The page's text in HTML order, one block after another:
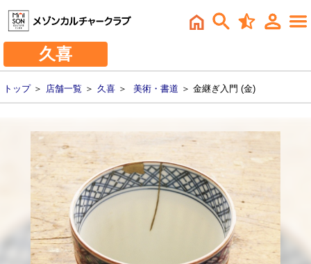
久喜
トップ＞ 店舗一覧 ＞ 久喜 ＞ 美術・書道 ＞ 金継ぎ入門 (金)